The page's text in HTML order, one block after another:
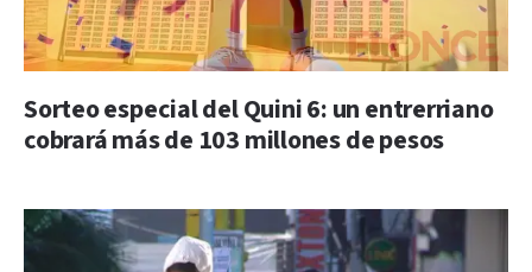
Sorteo especial del Quini 6: un entrerriano
cobrará más de 103 millones de pesos